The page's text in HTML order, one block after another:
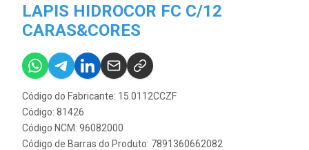
LAPIS HIDROCOR FC C/12
CARAS&CORES
Código do Fabricante: 15.0112CCZF
Código: 81426
Código NCM: 96082000
Código de Barras do Produto: 7891360662082